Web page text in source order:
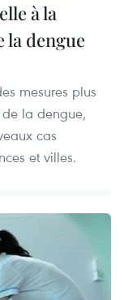
à la
la dengue
mesures plus
la dengue,
cas
et villes.